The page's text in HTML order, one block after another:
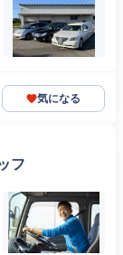
気になる
フ